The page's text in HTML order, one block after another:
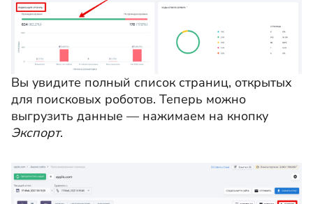
Вы увидите полный список страниц, открытых
для поисковых роботов. Теперь можно
выгрузить данные — нажимаем на кнопку
Экспорт.